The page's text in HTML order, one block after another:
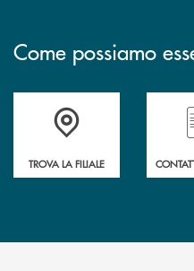
Come possiamo
Accedi all' elenco completo delle
TROVA LA FILIALE